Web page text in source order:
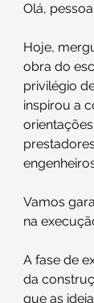
Olá,
Hoje,
obra do
privilégio
inspirou a
Vamos
na
A fase de
da
que as